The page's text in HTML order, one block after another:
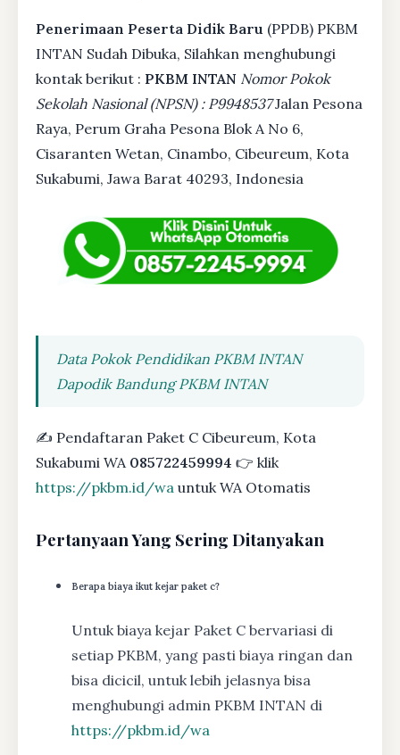
Penerimaan Peserta Didik Baru (PPDB) PKBM
INTAN Sudah Dibuka, Silahkan menghubungi
kontak berikut : PKBM INTAN Nomor Pokok
Sekolah Nasional (NPSN) : P9948537Jalan Pesona
Raya, Perum Graha Pesona Blok A No 6,
Cisaranten Wetan, Cinambo, Cibeureum, Kota
Sukabumi, Jawa Barat 40293, Indonesia
Data Pokok Pendidikan PKBM INTAN
Dapodik Bandung PKBM INTAN
✍ Pendaftaran Paket C Cibeureum, Kota
Sukabumi WA 085722459994 👉 klik
https://pkbm.id/wa untuk WA Otomatis
Pertanyaan Yang Sering Ditanyakan
Berapa biaya ikut kejar paket c?
Untuk biaya kejar Paket C bervariasi di
setiap PKBM, yang pasti biaya ringan dan
bisa dicicil, untuk lebih jelasnya bisa
menghubungi admin PKBM INTAN di
https://pkbm.id/wa